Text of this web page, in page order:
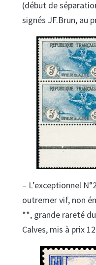
(début de
signés JF.Brun, au
– L’exceptionnel
outremer vif, non
**, grande rareté du
Calves, mis à prix